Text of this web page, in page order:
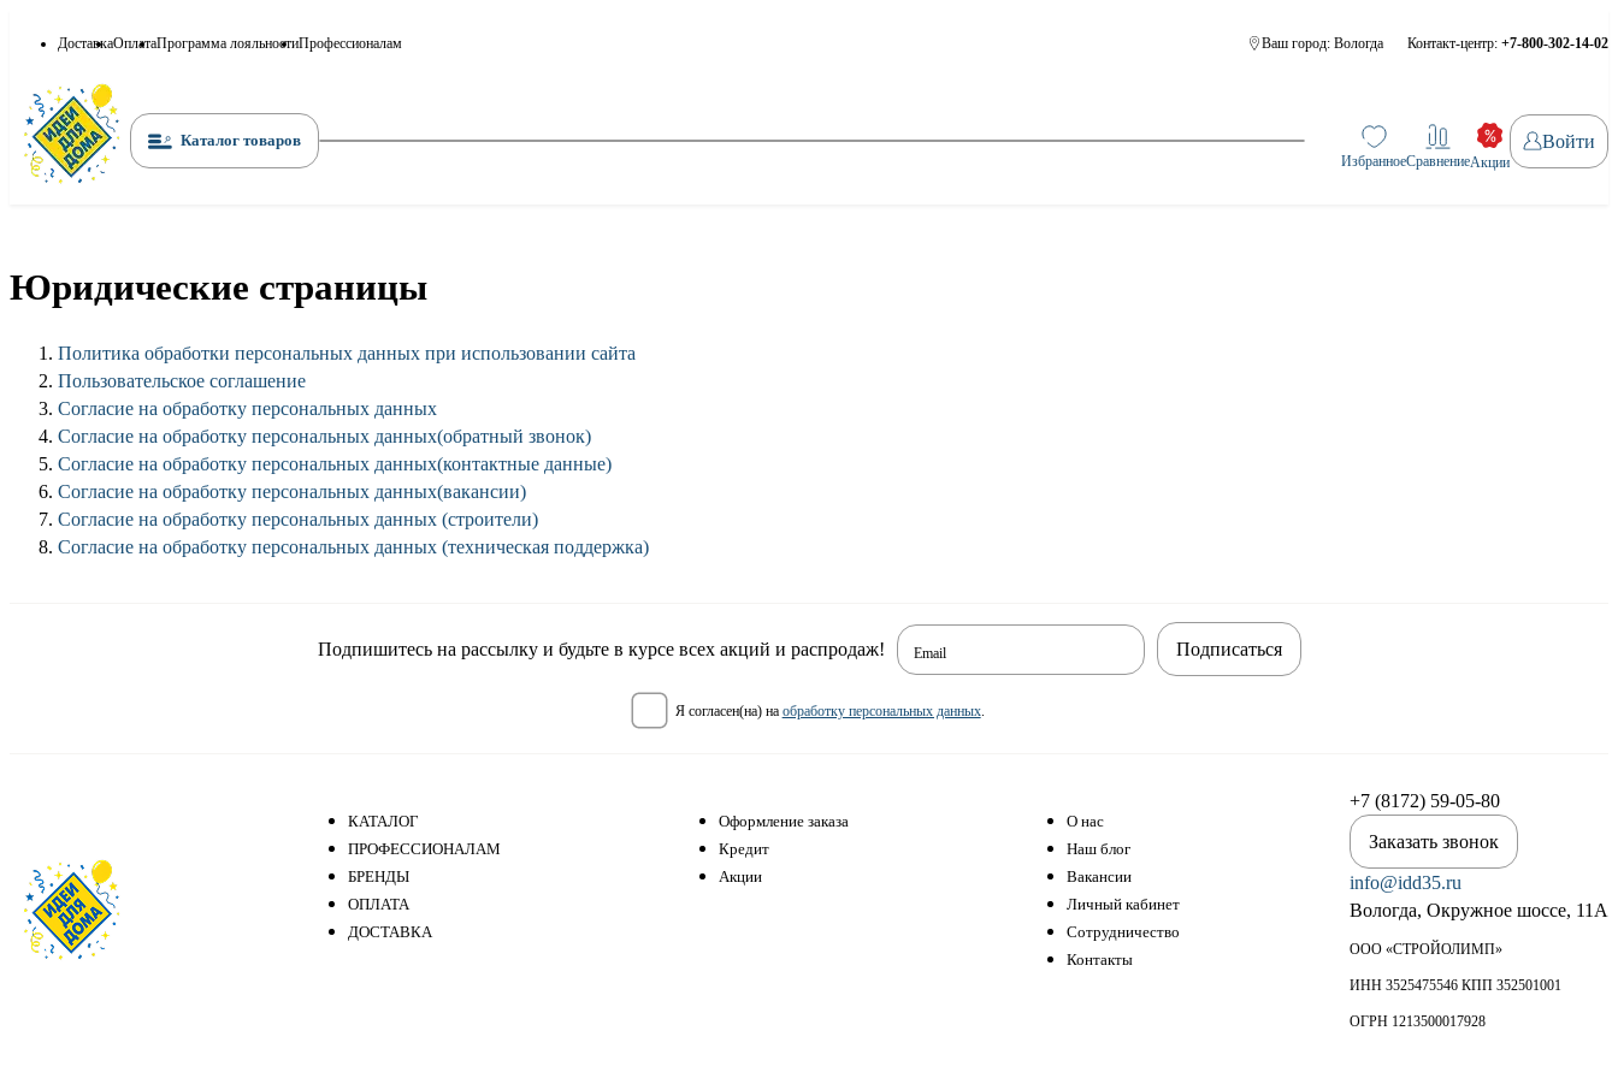
ДоставкаОплатаПрограмма лояльностиПрофессионалам Ваш город: Вологда Контакт-центр: +7-800-302-14-02
Каталог товаров
ИзбранноеСравнениеАкции
Войти
Юридические страницы
Политика обработки персональных данных при использовании сайта
Пользовательское соглашение
Согласие на обработку персональных данных
Согласие на обработку персональных данных(обратный звонок)
Согласие на обработку персональных данных(контактные данные)
Согласие на обработку персональных данных(вакансии)
Согласие на обработку персональных данных (строители)
Согласие на обработку персональных данных (техническая поддержка)
Подпишитесь на рассылку и будьте в курсе всех акций и распродаж! Email
я согласен(на) на обработку персональных данных.
Подписаться
КАТАЛОГ
ПРОФЕССИОНАЛАМ
БРЕНДЫ
ОПЛАТА
ДОСТАВКА
Оформление заказа
Кредит
Акции
О нас
Наш блог
Вакансии
Личный кабинет
Сотрудничество
Контакты
+7 (8172) 59-05-80
Заказать звонок
info@idd35.ru
Вологда, Окружное шоссе, 11А
ООО «СТРОЙОЛИМП»
ИНН 3525475546 КПП 352501001
ОГРН 1213500017928